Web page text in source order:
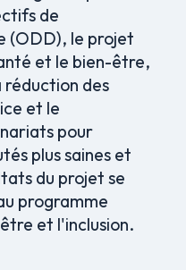
de
(ODD), le projet
et le bien-être,
des
et le
pour
plus saines et
du projet se
programme
et l'inclusion.